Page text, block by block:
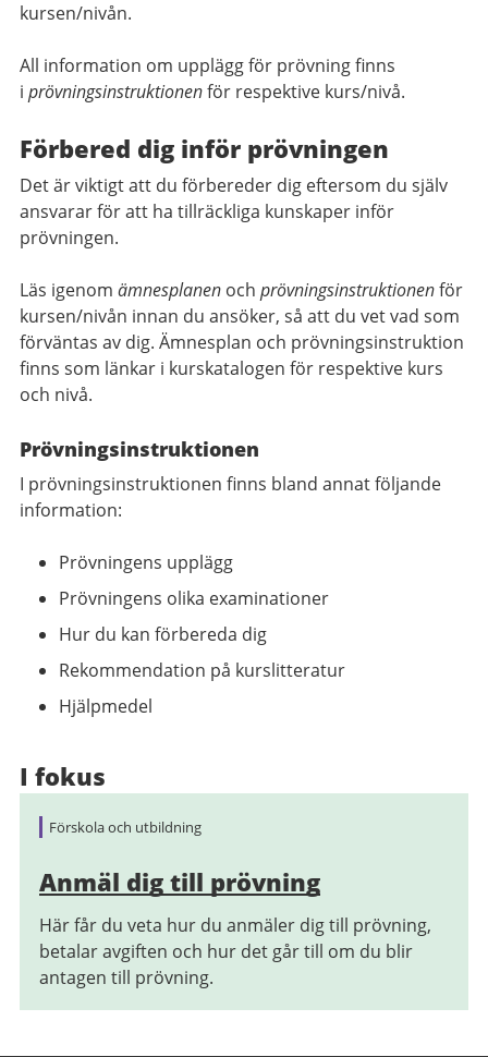
kursen/nivån.
All information om upplägg för prövning finns
i prövningsinstruktionenför respektive kurs/nivå.
Förbered dig inför prövningen
Det är viktigt att du förbereder dig eftersom du själv
ansvarar för att ha tillräckliga kunskaper inför
prövningen.
Läs igenom ämnesplanen och prövningsinstruktionenför
kursen/nivån innan du ansöker, så att du vet vad som
förväntas av dig. Ämnesplan och prövningsinstruktion
finns som länkar i kurskatalogen för respektive kurs
och nivå.
Prövningsinstruktionen
I prövningsinstruktionen finns bland annat följande
information:
Prövningens upplägg
Prövningens olika examinationer
Hur du kan förbereda dig
Rekommendation på kurslitteratur
Hjälpmedel
I fokus
Förskola och utbildning
Anmäl dig till prövning
Här får du veta hur du anmäler dig till prövning,
betalar avgiften och hur det går till om du blir
antagen till prövning.